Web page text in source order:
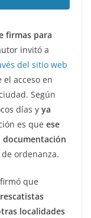
firmas para
invitó a
del sitio web
acceso en
Según
días y ya
es que ese
ordenanza.
que
localidades